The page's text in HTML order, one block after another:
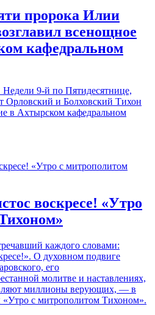
пророка Илии
всенощное
кафедральном
Недели 9-й по Пятидесятнице,
Орловский и Болховский Тихон
в Ахтырском кафедральном
воскресе! «Утро
каждого словами:
О духовном подвиге
его
молитве и наставлениях,
миллионы верующих, — в
с митрополитом Тихоном».